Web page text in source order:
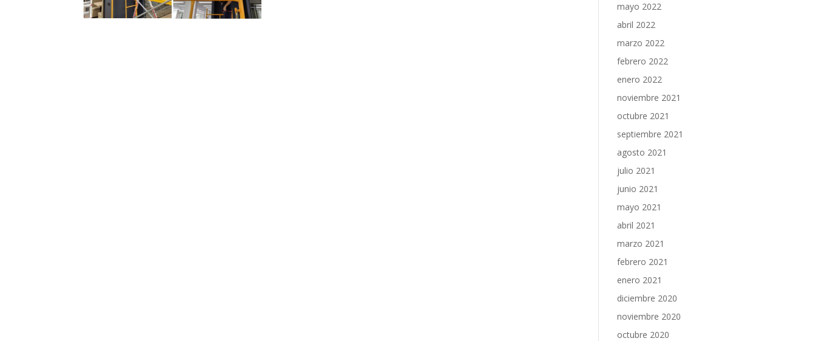
mayo 2022
abril 2022
marzo 2022
febrero 2022
enero 2022
noviembre 2021
octubre 2021
septiembre 2021
agosto 2021
julio 2021
junio 2021
mayo 2021
abril 2021
marzo 2021
febrero 2021
enero 2021
diciembre 2020
noviembre 2020
octubre 2020